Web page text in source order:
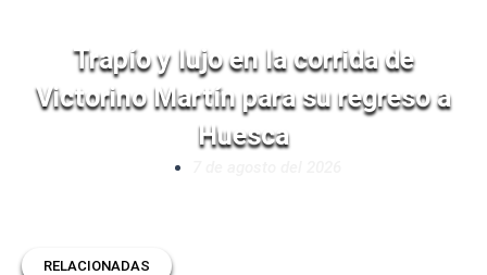
Trapío y lujo en la corrida de
Victorino Martín para su regreso a
Huesca
RELACIONADAS